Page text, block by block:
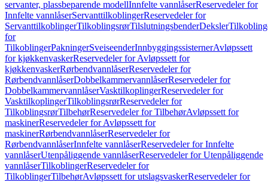
servanter, plassbeparende modellInnfelte vannlåserReservedeler for
Innfelte vannlåserServanttilkoblingerReservedeler for
ServanttilkoblingerTilkoblingsrørTilslutningsbenderDeksler
for
TilkoblingerPakningerSveiseenderInnbyggingssisternerAvløpssett
for kjøkkenvaskerReservedeler for Avløpssett for
kjøkkenvaskerRørbendvannlåserReservedeler for
RørbendvannlåserDobbelkammervannlåserReservedeler for
DobbelkammervannlåserVasktilkoplingerReservedeler for
VasktilkoplingerTilkoblingsrørReservedeler for
TilkoblingsrørTilbehørReservedeler for TilbehørAvløpssett for
maskinerReservedeler for Avløpssett for
maskinerRørbendvannlåserReservedeler for
RørbendvannlåserInnfelte vannlåserReservedeler for Innfelte
vannlåserUtenpåliggende vannlåserReservedeler for Utenpåliggende
vannlåserTilkoblingerReservedeler for
TilkoblingerTilbehørAvløpssett for utslagsvaskerReservedeler for